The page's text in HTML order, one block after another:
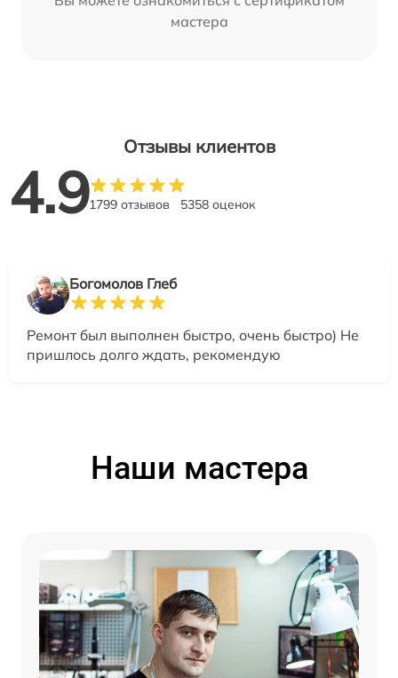
мастера
Отзывы клиентов
4.91799 отзывов 5358 оценок
Богомолов Глеб
Ремонт был выполнен быстро, очень быстро) Не
пришлось долго ждать, рекомендую
Наши мастера